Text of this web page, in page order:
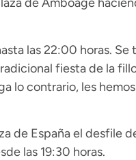
las 22:00 horas.
fiesta de la
lo contrario, les
de España el desfile
las 19:30 horas.